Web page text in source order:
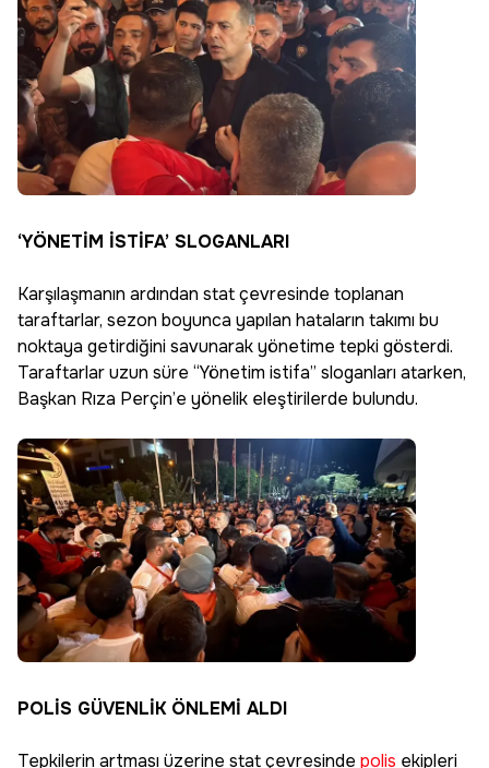
‘YÖNETİM İSTİFA’ SLOGANLARI
Karşılaşmanın ardından stat çevresinde toplanan
taraftarlar, sezon boyunca yapılan hataların takımı bu
noktaya getirdiğini savunarak yönetime tepki gösterdi.
Taraftarlar uzun süre “Yönetim istifa” sloganları atarken,
Başkan Rıza Perçin’e yönelik eleştirilerde bulundu.
POLİS GÜVENLİK ÖNLEMİ ALDI
Tepkilerin artması üzerine stat çevresinde polis ekipleri